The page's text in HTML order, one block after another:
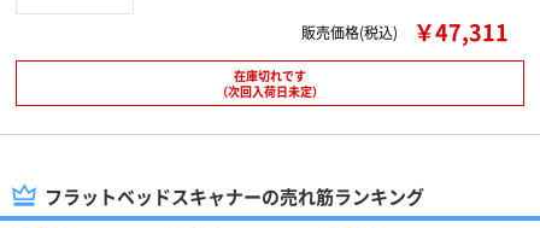
販売価格(税込) ￥47,311
在庫切れです
（次回入荷日未定）
フラットベッドスキャナーの売れ筋ランキング